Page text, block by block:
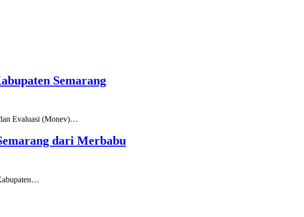
Semarang
Evaluasi (Monev)…
dari Merbabu